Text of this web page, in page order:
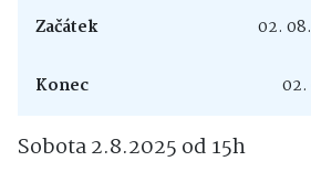
Začátek 02.
Konec 02.
Sobota 2.8.2025 od 15h